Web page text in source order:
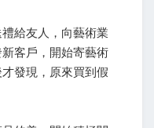
給友人，向藝術業
客戶，開始寄藝術
發現，原來買到假